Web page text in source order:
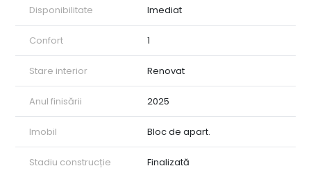
Disponibilitate Imediat
Confort 1
Stare interior Renovat
Anul finisării 2025
Imobil Bloc de apart.
Stadiu construcție Finalizată